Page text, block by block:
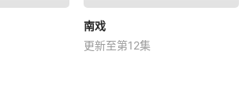
南戏
更新至第12集